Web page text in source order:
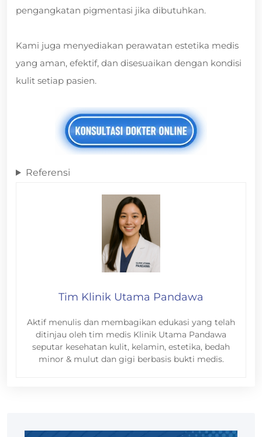
pengangkatan pigmentasi jika dibutuhkan.
Kami juga menyediakan perawatan estetika medis
yang aman, efektif, dan disesuaikan dengan kondisi
kulit setiap pasien.
Referensi
Tim Klinik Utama Pandawa
Aktif menulis dan membagikan edukasi yang telah
ditinjau oleh tim medis Klinik Utama Pandawa
seputar kesehatan kulit, kelamin, estetika, bedah
minor & mulut dan gigi berbasis bukti medis.